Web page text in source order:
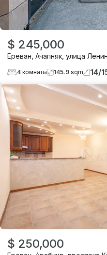
$ 245,000
Ереван Ачапняк улица
4 комнаты 145.9 sqm 14/
$ 250,000